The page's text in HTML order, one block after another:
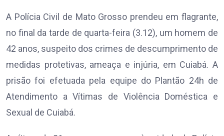
A Polícia Civil de Mato Grosso prendeu em flagrante,
no final da tarde de quarta-feira (3.12), um homem de
42 anos, suspeito dos crimes de descumprimento de
medidas protetivas, ameaça e injúria, em Cuiabá. A
prisão foi efetuada pela equipe do Plantão 24h de
Atendimento a Vítimas de Violência Doméstica e
Sexual de Cuiabá.